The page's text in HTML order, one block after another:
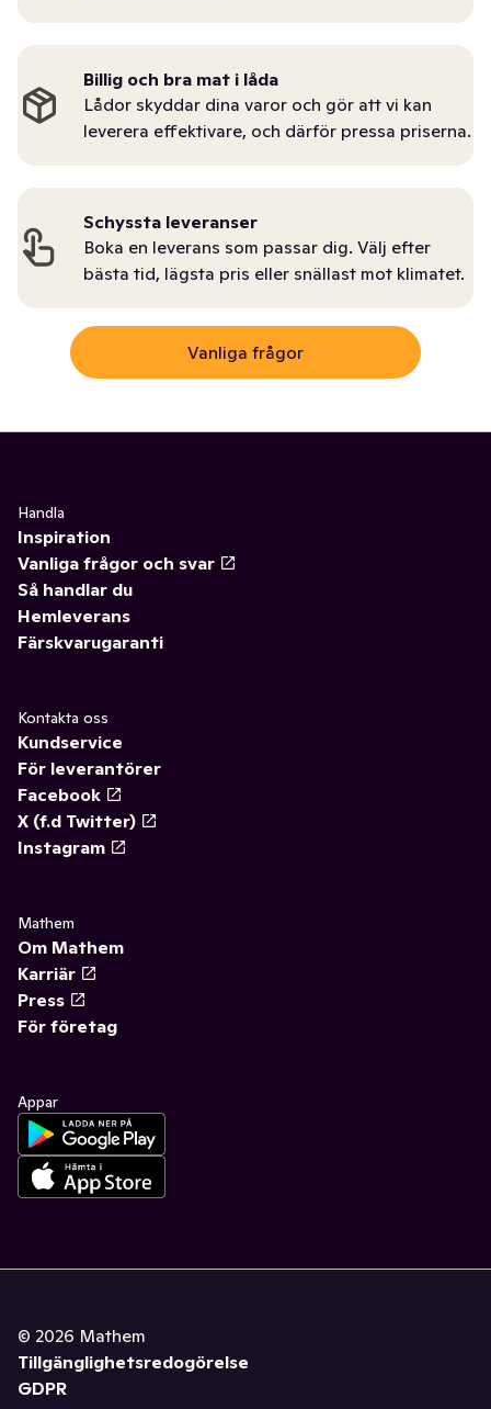
Billig och bra mat i låda
Lådor skyddar dina varor och gör att vi kan
leverera effektivare, och därför pressa priserna.
Schyssta leveranser
Boka en leverans som passar dig. Välj efter
bästa tid, lägsta pris eller snällast mot klimatet.
Vanliga frågor
Handla
Inspiration
Vanliga frågor och svar
Så handlar du
Hemleverans
Färskvarugaranti
Kontakta oss
Kundservice
För leverantörer
Facebook
X (f.d Twitter)
Instagram
Mathem
Om Mathem
Karriär
Press
För företag
Appar
© 2026 Mathem
Tillgänglighetsredogörelse
GDPR